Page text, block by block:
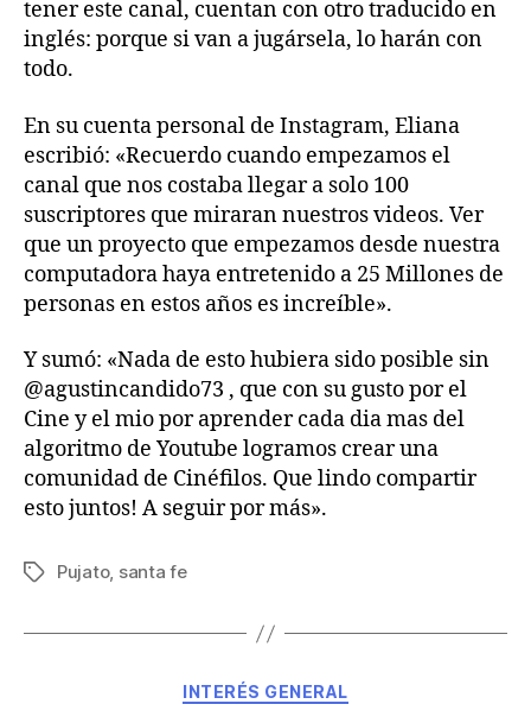
tener este canal, cuentan con otro traducido en
inglés: porque si van a jugársela, lo harán con
todo.
En su cuenta personal de Instagram, Eliana
escribió: «Recuerdo cuando empezamos el
canal que nos costaba llegar a solo 100
suscriptores que miraran nuestros videos. Ver
que un proyecto que empezamos desde nuestra
computadora haya entretenido a 25 Millones de
personas en estos años es increíble».
Y sumó: «Nada de esto hubiera sido posible sin
@agustincandido73 , que con su gusto por el
Cine y el mio por aprender cada dia mas del
algoritmo de Youtube logramos crear una
comunidad de Cinéfilos. Que lindo compartir
esto juntos! A seguir por más».
Pujato, santa fe
INTERÉS GENERAL